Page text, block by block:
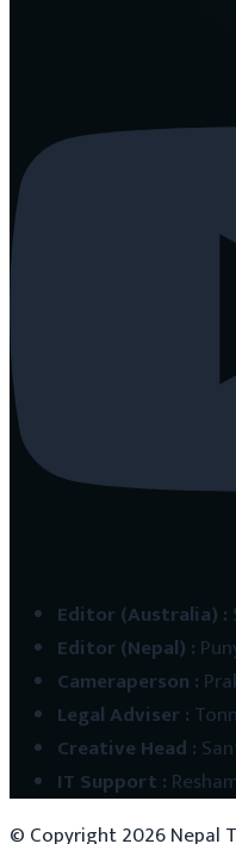
Editor (Australia) :
Editor (Nepal) :
Cameraperson :
Legal Adviser:
Creative Head :
IT Support :
© Copyright2026Nepal